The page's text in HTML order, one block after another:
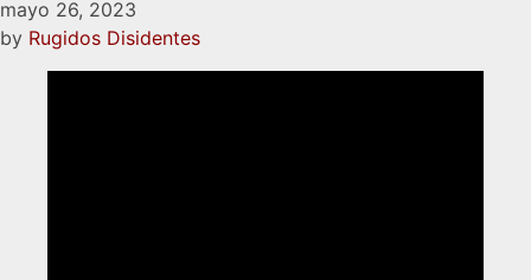
mayo 26, 2023
by Rugidos Disidentes